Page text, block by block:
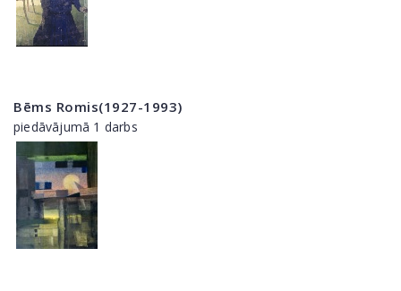
Bēms Romis(1927-1993)
piedāvājumā 1 darbs